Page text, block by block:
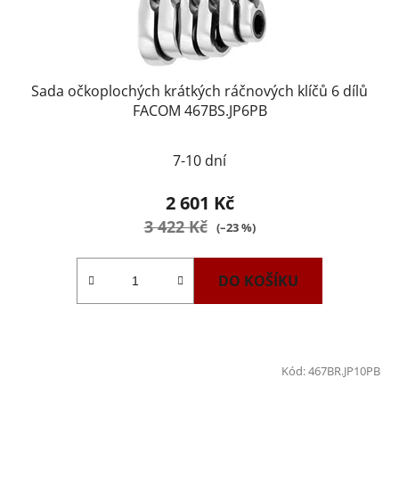
Sada očkoplochých krátkých ráčnových klíčů 6 dílů
FACOM 467BS.JP6PB
7-10 dní
2 601 Kč
3 422 Kč (–23 %)
DO KOŠÍKU
Kód:467BR.JP10PB